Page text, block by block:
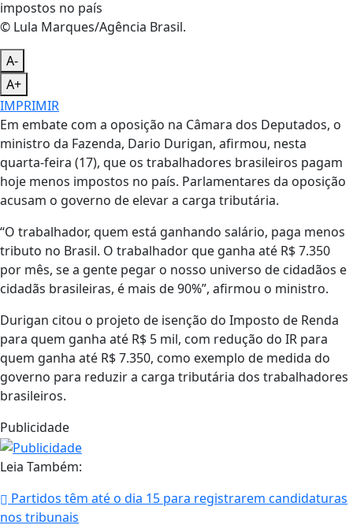
© Lula Marques/Agência Brasil.
A-
A+
IMPRIMIR
Em embate com a oposição na Câmara dos Deputados, o
ministro da Fazenda, Dario Durigan, afirmou, nesta
quarta-feira (17), que os trabalhadores brasileiros pagam
hoje menos impostos no país. Parlamentares da oposição
acusam o governo de elevar a carga tributária.
“O trabalhador, quem está ganhando salário, paga menos
tributo no Brasil. O trabalhador que ganha até R$ 7.350
por mês, se a gente pegar o nosso universo de cidadãos e
cidadãs brasileiras, é mais de 90%”, afirmou o ministro.
Durigan citou o projeto de isenção do Imposto de Renda
para quem ganha até R$ 5 mil, com redução do IR para
quem ganha até R$ 7.350, como exemplo de medida do
governo para reduzir a carga tributária dos trabalhadores
brasileiros.
Publicidade
Leia Também:
Partidos têm até o dia 15 para registrarem candidaturas
nos tribunais